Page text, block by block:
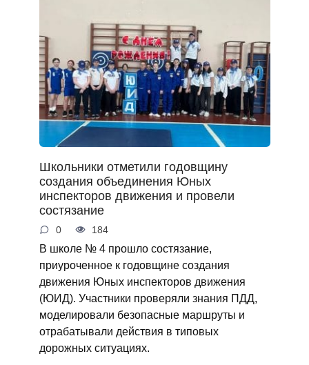
Школьники отметили годовщину
создания объединения Юных
инспекторов движения и провели
состязание
0 184
В школе № 4 прошло состязание,
приуроченное к годовщине создания
движения Юных инспекторов движения
(ЮИД). Участники проверяли знания ПДД,
моделировали безопасные маршруты и
отрабатывали действия в типовых
дорожных ситуациях.